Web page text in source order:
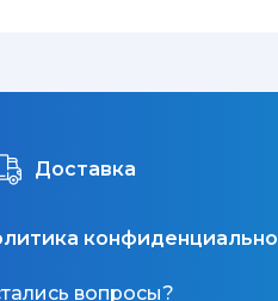
Доставка
вопросы?